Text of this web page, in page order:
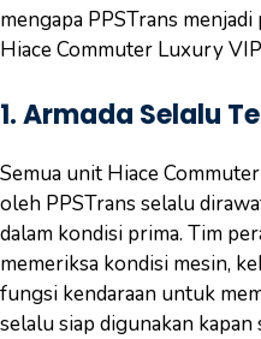
mengapa PPSTrans
Hiace Commuter Luxury
1.Armada Selalu
Semua unit Hiace
oleh PPSTrans selalu
dalam kondisi prima. Tim
memeriksa kondisi mesin,
fungsi kendaraan untuk
selalu siap digunakan kapan